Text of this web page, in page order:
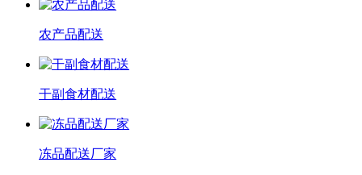
农产品配送
干副食材配送
冻品配送厂家